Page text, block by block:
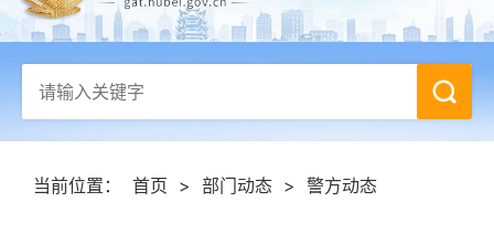
当前位置： 首页 > 部门动态 > 警方动态